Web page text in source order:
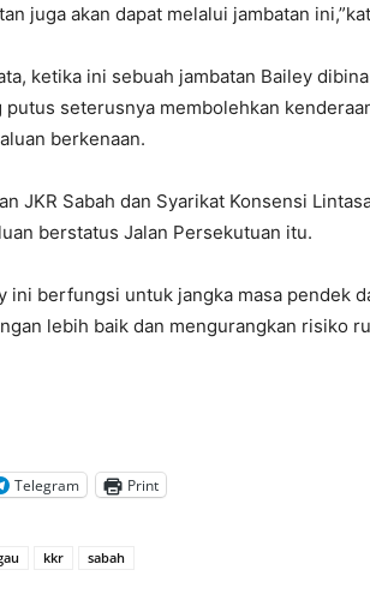
juga akan dapat melalui jambatan
ketika ini sebuah jambatan Bailey
putus seterusnya membolehkan
berkenaan.
JKR Sabah dan Syarikat Konsensi
berstatus Jalan Persekutuan itu.
ini berfungsi untuk jangka masa pendek
lebih baik dan mengurangkan risiko
Telegram Print
kkr sabah